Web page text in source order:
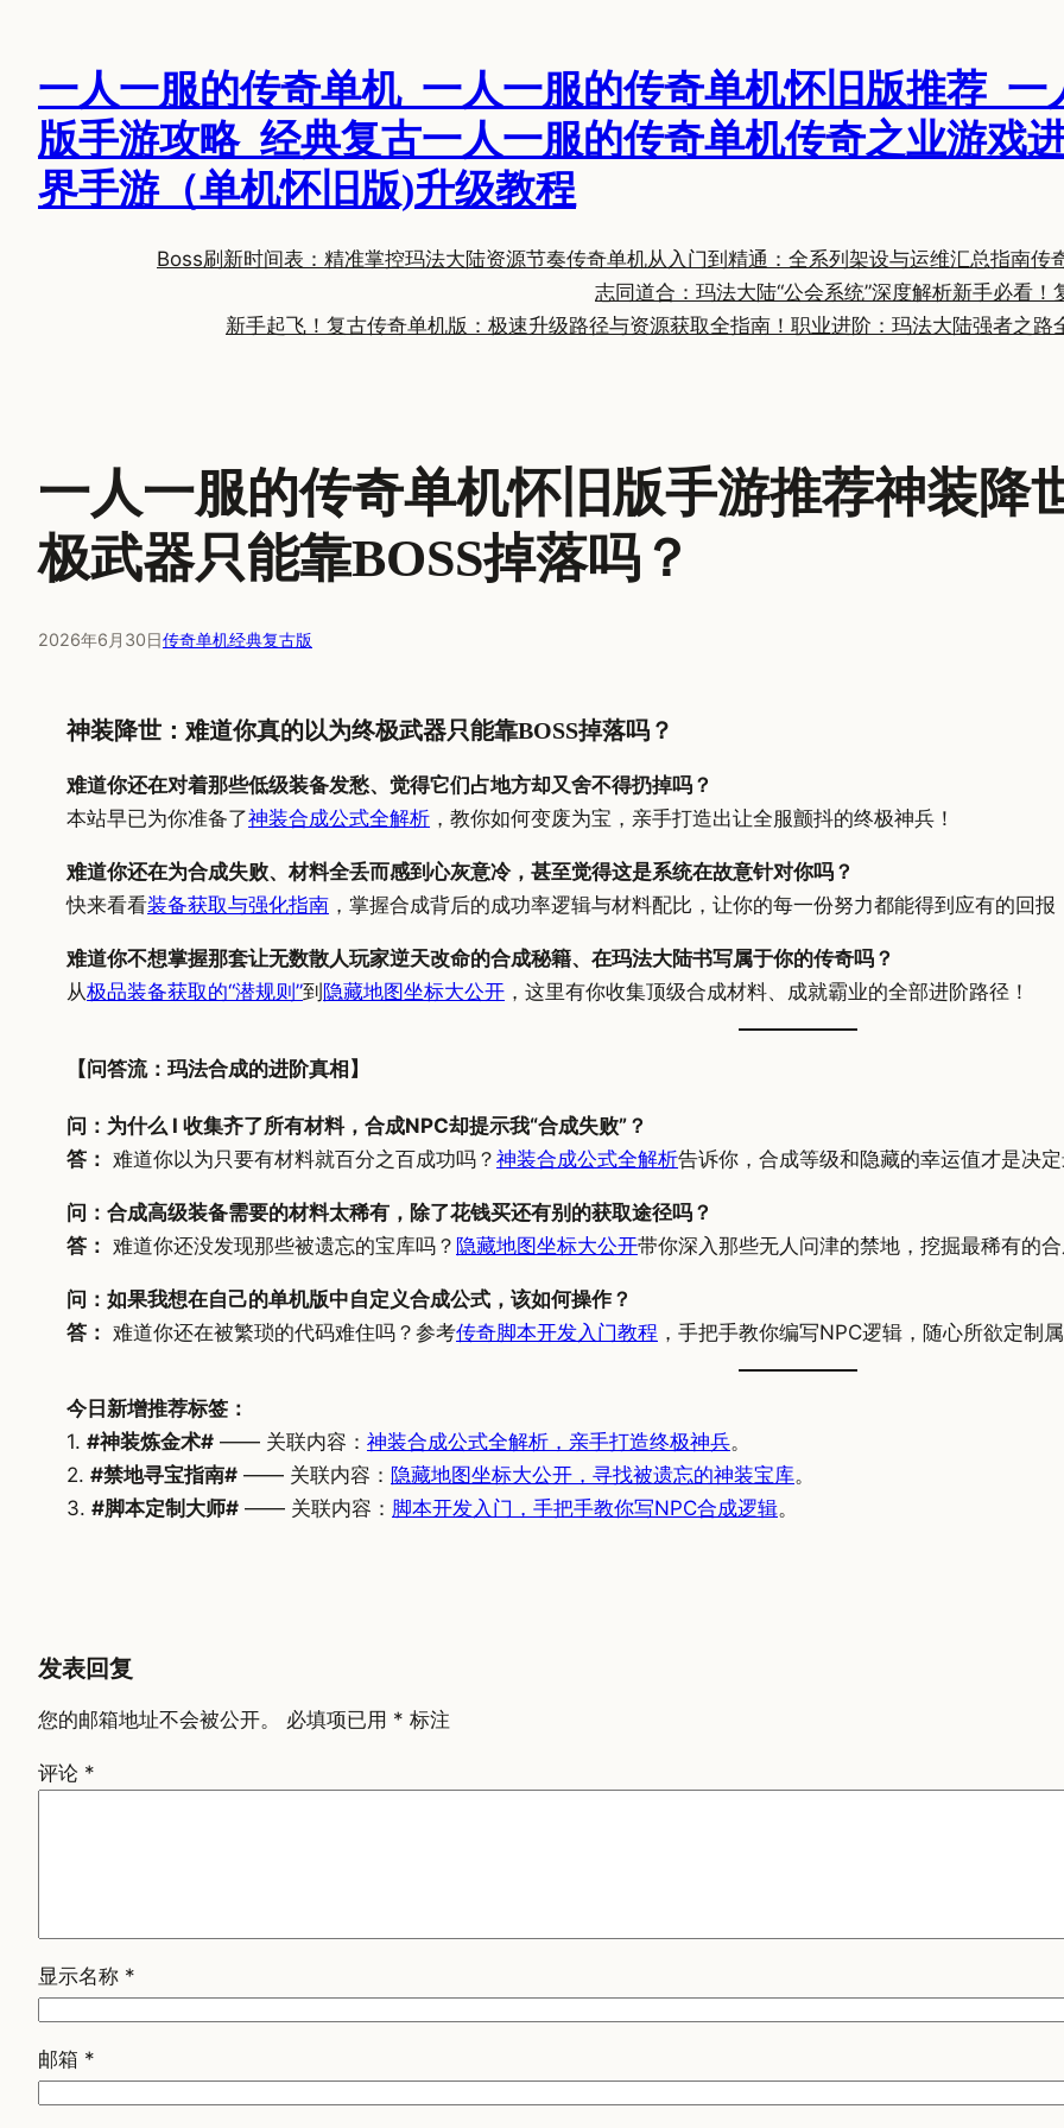
一人一服的传奇单机_一人一服的传奇单机怀旧版推荐_
版手游攻略_经典复古一人一服的传奇单机传奇之业游戏
界手游（单机怀旧版)升级教程
Boss刷新时间表：精准掌控玛法大陆资源节奏传奇单机从入门到精通：全系列架设与运维汇总指南传
志同道合：玛法大陆“公会系统”深度解析新手必看！
新手起飞！复古传奇单机版：极速升级路径与资源获取全指南！ 职业进阶：玛法大陆强者之路
一人一服的传奇单机怀旧版手游推荐神装降
极武器只能靠BOSS掉落吗？
2026年6月30日传奇单机经典复古版
神装降世：难道你真的以为终极武器只能靠BOSS掉落吗？
难道你还在对着那些低级装备发愁、觉得它们占地方却又舍不得扔掉吗？
本站早已为你准备了神装合成公式全解析 ，教你如何变废为宝，亲手打造出让全服颤抖的终极神兵！
难道你还在为合成失败、材料全丢而感到心灰意冷，甚至觉得这是系统在故意针对你吗？
快来看看装备获取与强化指南 ，掌握合成背后的成功率逻辑与材料配比，让你的每一份努力都能得到应有的回报
难道你不想掌握那套让无数散人玩家逆天改命的合成秘籍、在玛法大陆书写属于你的传奇吗？
从极品装备获取的“潜规则”到隐藏地图坐标大公开 ，这里有你收集顶级合成材料、成就霸业的全部进阶路径！
【问答流：玛法合成的进阶真相】
问：为什么 I 收集齐了所有材料，合成NPC却提示我“合成失败”？
答： 难道你以为只要有材料就百分之百成功吗？ 神装合成公式全解析告诉你，合成等级和隐藏的幸运值才是决
问：合成高级装备需要的材料太稀有，除了花钱买还有别的获取途径吗？
答： 难道你还没发现那些被遗忘的宝库吗？ 隐藏地图坐标大公开带你深入那些无人问津的禁地，挖掘最稀有的
问：如果我想在自己的单机版中自定义合成公式，该如何操作？
答： 难道你还在被繁琐的代码难住吗？参考传奇脚本开发入门教程 ，手把手教你编写NPC逻辑，随心所欲定制
今日新增推荐标签：
1. #神装炼金术# —— 关联内容： 神装合成公式全解析，亲手打造终极神兵。
2. #禁地寻宝指南# —— 关联内容： 隐藏地图坐标大公开，寻找被遗忘的神装宝库。
3. #脚本定制大师# —— 关联内容： 脚本开发入门，手把手教你写NPC合成逻辑。
发表回复
您的邮箱地址不会被公开。 必填项已用 * 标注
评论 *
显示名称 *
邮箱 *